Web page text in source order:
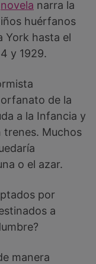
novela narra la
huérfanos
York hasta el
y 1929.
de la
a la Infancia y
trenes. Muchos
o el azar.
por
a
manera